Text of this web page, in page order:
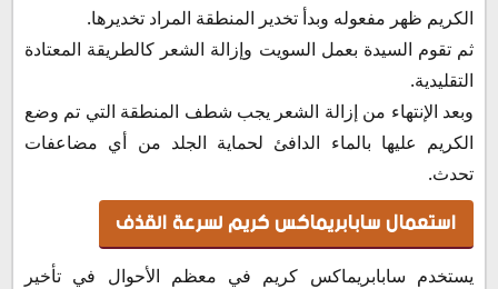
الكريم ظهر مفعوله وبدأ تخدير المنطقة المراد تخديرها.
ثم تقوم السيدة بعمل السويت وإزالة الشعر كالطريقة المعتادة
التقليدية.
وبعد الإنتهاء من إزالة الشعر يجب شطف المنطقة التي تم وضع
الكريم عليها بالماء الدافئ لحماية الجلد من أي مضاعفات
تحدث.
استعمال سابابريماكس كريم لسرعة القذف
يستخدم سابابريماكس كريم في معظم الأحوال في تأخير